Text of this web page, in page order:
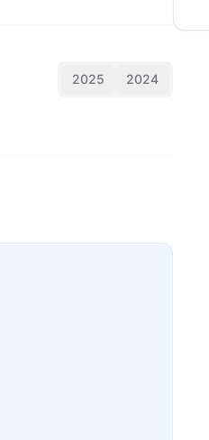
2025 2024